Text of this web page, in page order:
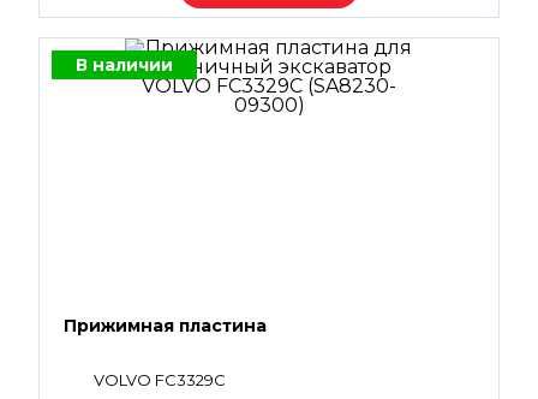
В наличии
Прижимная пластина
VOLVO FC3329C